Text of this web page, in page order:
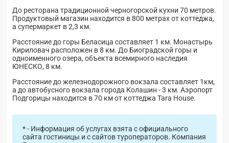
До ресторана традиционной черногорской кухни 70 метров.
Продуктовый магазин находится в 800 метрах от коттеджа,
а супермаркет в 2,3 км.
Расстояние до горы Беласица составляет 1 км. Монастырь
Кириловач расположен в 8 км. До Биоградской горы и
одноименного озера, объекта всемирного наследия
ЮНЕСКО, 8 км.
Расстояние до железнодорожного вокзала составляет 1км,
а до автобусного вокзала города Колашин - 3 км. Аэропорт
Подгорицы находится в 70 км от коттеджа Tara House.
* - Информация об услугах взята с официального
сайта гостиницы и с сайтов туроператоров. Компания